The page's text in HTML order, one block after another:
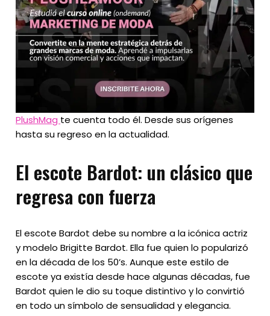
PlushMag te cuenta todo él. Desde sus orígenes
hasta su regreso en la actualidad.
El escote Bardot: un clásico que
regresa con fuerza
El escote Bardot debe su nombre a la icónica actriz
y modelo Brigitte Bardot. Ella fue quien lo popularizó
en la década de los 50’s. Aunque este estilo de
escote ya existía desde hace algunas décadas, fue
Bardot quien le dio su toque distintivo y lo convirtió
en todo un símbolo de sensualidad y elegancia.